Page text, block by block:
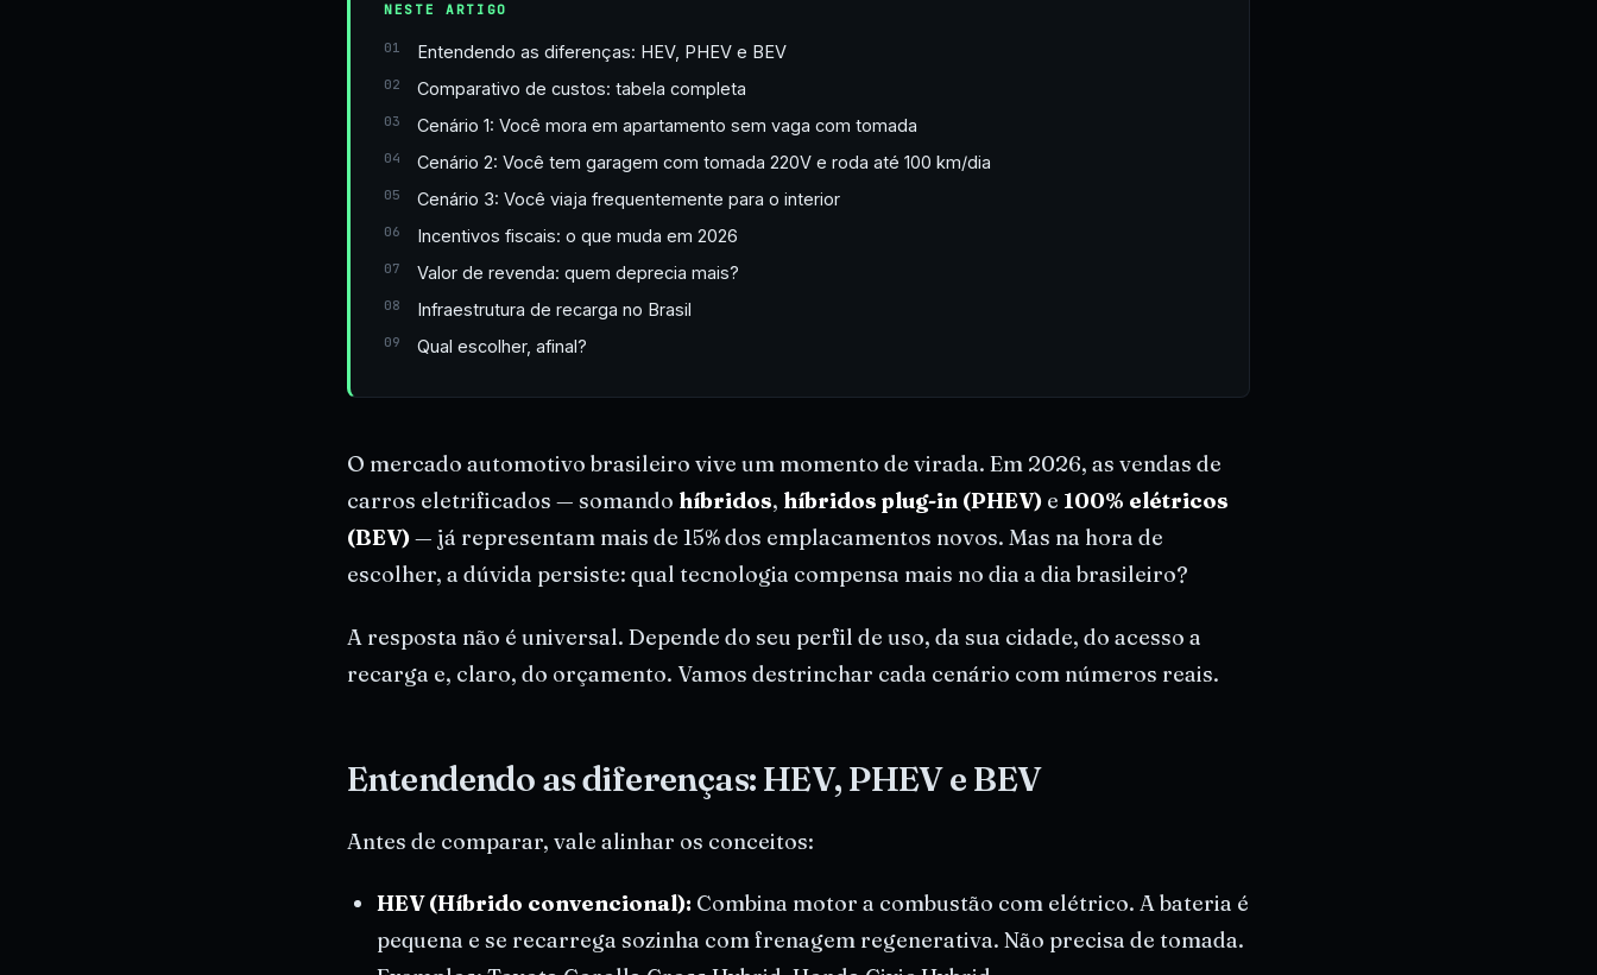
NESTE ARTIGO
Entendendo as diferenças: HEV, PHEV e BEV
Comparativo de custos: tabela completa
Cenário 1: Você mora em apartamento sem vaga com tomada
Cenário 2: Você tem garagem com tomada 220V e roda até 100 km/dia
Cenário 3: Você viaja frequentemente para o interior
Incentivos fiscais: o que muda em 2026
Valor de revenda: quem deprecia mais?
Infraestrutura de recarga no Brasil
Qual escolher, afinal?
O mercado automotivo brasileiro vive um momento de virada. Em 2026, as vendas de
carros eletrificados — somando híbridos, híbridos plug-in (PHEV) e 100% elétricos
(BEV)— já representam mais de 15% dos emplacamentos novos. Mas na hora de
escolher, a dúvida persiste: qual tecnologia compensa mais no dia a dia brasileiro?
A resposta não é universal. Depende do seu perfil de uso, da sua cidade, do acesso a
recarga e, claro, do orçamento. Vamos destrinchar cada cenário com números reais.
Entendendo as diferenças: HEV, PHEV e BEV
Antes de comparar, vale alinhar os conceitos:
HEV (Híbrido convencional): Combina motor a combustão com elétrico. A bateria é
pequena e se recarrega sozinha com frenagem regenerativa. Não precisa de tomada.